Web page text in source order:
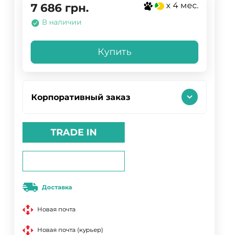
7 686 грн. x 4 мес.
В наличии
Купить
Корпоративный заказ
TRADE IN
Доставка
Новая почта
Новая почта (курьер)